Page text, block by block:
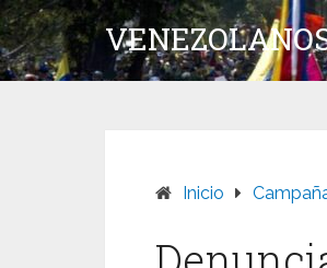
Saltar
al
contenido
Inicio